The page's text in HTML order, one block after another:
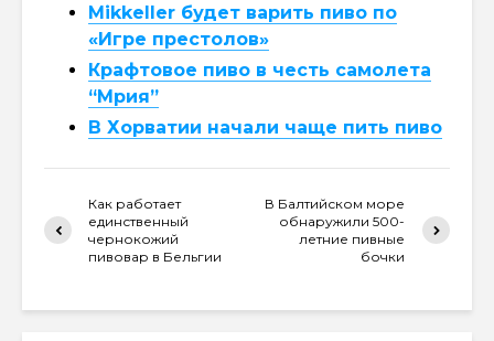
Mikkeller будет варить пиво по
«Игре престолов»
Крафтовое пиво в честь самолета
“Мрия”
В Хорватии начали чаще пить пиво
Как работает
единственный
чернокожий
пивовар в Бельгии
В Балтийском море
обнаружили 500-
летние пивные
бочки